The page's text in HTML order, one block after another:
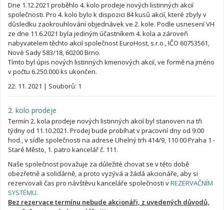
Dne 1.12.2021 proběhlo 4. kolo prodeje nových listinných akcií
společnosti. Pro 4. kolo bylo k dispozici 84 kusů akcií, které zbyly v
důsledku zaokrouhlování objednávek ve 2. kole. Podle usnesení VH
ze dne 11.6.2021 byla jediným účastníkem 4. kola a zároveň
nabyvatelem těchto akcií společnost EuroHost, s.r.o., IČO 60753561,
Nové Sady 583/18, 60200 Brno.
Tímto byl úpis nových listinných kmenových akcií, ve formě na jméno
v počtu 6.250.000 ks ukončen.
22. 11. 2021 | Souborů: 1
2. kolo prodeje
Termín 2. kola prodeje nových listinných akcií byl stanoven na tři
týdny od 11.10.2021. Prodej bude probíhat v pracovní dny od 9:00
hod., v sídle společnosti na adrese Uhelný trh 414/9, 110 00 Praha 1 -
Staré Město, 1. patro kancelář č. 111.
Naše společnost považuje za důležité chovat se v této době
obezřetně a solidárně, a proto vyzývá a žádá akcionáře, aby si
rezervovali čas pro návštěvu kanceláře společnosti vREZERVAČNÍM
SYSTÉMU.
Bez rezervace termínu nebude akcionáři, z uvedených důvodů,